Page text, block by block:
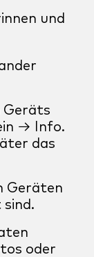
und
Geräts
→ Info.
das
Geräten
oder